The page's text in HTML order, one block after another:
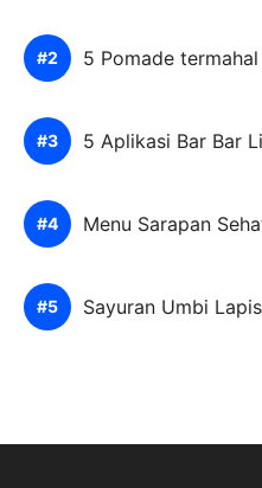
5 Pomade
5 Aplikasi Bar Bar
Menu Sarapan
Sayuran Umbi